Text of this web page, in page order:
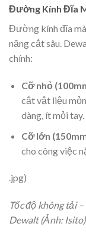
Đường Kính Đĩa
Đường kính đĩa
năng cắt sâu.
chính:
Cỡ nhỏ
cắt vật liệu
dàng, ít mỏi tay.
Cỡ lớn
cho công việc
.jpg)
Tốc độ không tải
Dewalt (Ảnh: Isito)